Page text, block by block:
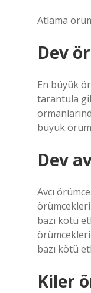
Atlama
Dev
En büyük
tarantula
büyük
Dev
Avcı
bazı kötü
bazı kötü
Kiler